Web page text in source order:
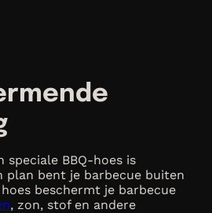
speciale BBQ-hoes is
plan bent je barbecue buiten
beschermt je barbecue
, zon, stof en andere